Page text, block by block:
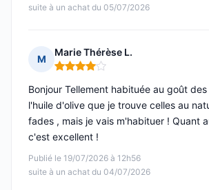
suite à un achat du 05/07/2026
M
Marie Thérèse L.
Note : 4 sur 5
Publié le 19/07/2026 à 12h56
suite à un achat du 04/07/2026
Bonjour Tellement habituée au goût
l'huile d'olive que je trouve celles au
fades , mais je vais m'habituer ! Quant
c'est excellent !